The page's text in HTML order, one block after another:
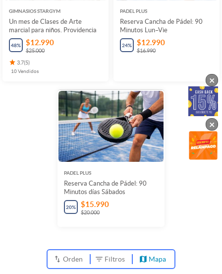
GIMNASIOS STARGYM
Un mes de Clases de Arte
marcial para niños. Providencia
48% $12.990
$25.000
3.7(5)
10Vendidos
PADEL PLUS
Reserva Cancha de Pádel: 90
Minutos Lun–Vie
24% $12.990
$16.990
PADEL PLUS
Reserva Cancha de Pádel: 90
Minutos días Sábados
20% $15.990
$20.000
Orden Filtros Mapa
×
×